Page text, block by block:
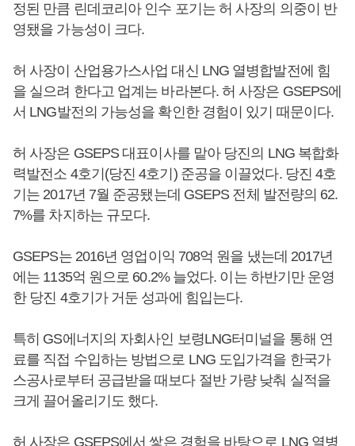
정된 만큼 린데코리아 인수 포기는 허 사장의 의중이 반
영됐을 가능성이 크다.
허 사장이 산업용가스사업 대신 LNG 열병합발전에 힘
을 실으려 한다고 업계는 바라본다. 허 사장은 GSEPS에
서 LNG발전의 가능성을 확인한 경험이 있기 때문이다.
허 사장은 GSEPS 대표이사를 맡아 당진의 LNG 복합화
력발전소 4호기(당진 4호기) 준공을 이끌었다. 당진 4호
기는 2017년 7월 준공됐는데 GSEPS 전체 발전량의 62.
7%를 차지하는 규모다.
GSEPS는 2016년 영업이익 708억 원을 냈는데 2017년
에는 1135억 원으로 60.2% 늘었다. 이는 하반기만 운영
한 당진 4호기가 거둔 성과에 힘입는다.
특히 GS에너지의 자회사인 보령LNG터미널을 통해 연
료를 직접 수입하는 방법으로 LNG 도입가격을 한국가
스공사로부터 공급받을 때보다 절반 가량 낮춰 실적을
크게 끌어올리기도 했다.
허 사장은 GSEPS에서 쌓은 경험을 바탕으로 LNG 열병